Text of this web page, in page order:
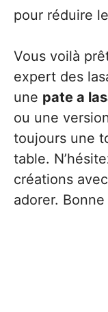
pour réduire
Vous voilà
expert des
une pate a
ou une
toujours une
table.
créations
adorer.